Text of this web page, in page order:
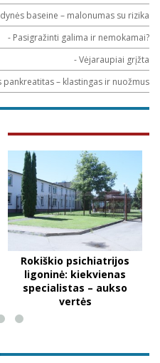
baseine – malonumas su rizika
- Pasigražinti galima ir nemokamai?
- Vėjaraupiai grįžta
pankreatitas – klastingas ir nuožmus
Rokiškio psichiatrijos
ligoninė: kiekvienas
specialistas – aukso
vertės